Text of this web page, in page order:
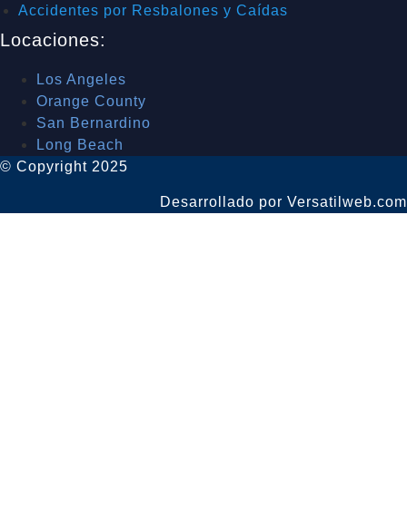
Accidentes por Resbalones y Caídas
Locaciones:
Los Angeles
Orange County
San Bernardino
Long Beach
© Copyright 2025
Desarrollado por Versatilweb.com